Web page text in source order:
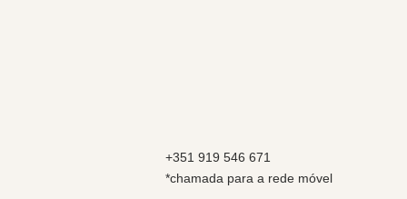
+351 919 546 671
*chamada para a rede móvel